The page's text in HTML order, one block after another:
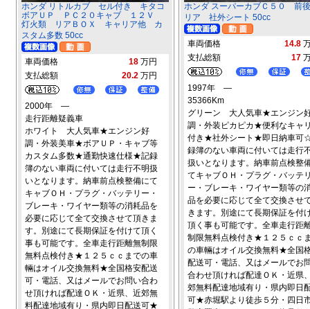
ホンダ リトルカブ セル付き キタコ
ボアＵＰ ＰＣ２０キャブ １２Ｖ
灯火類 リアＢＯＸ キャリア他 カ
スタム多数 50cc
車両価格 18 万円
支払総額
20.2 万円
2000年 ―
走行距離疑義車
ホワイト 大人気車★エンジン好
調・外装美車★ボアＵＰ・キャブ等
カスタム多数★通勤快速仕様★記録
簿のない車両に付いては走行不明扱
いとなります。納車前点検整備にて
キャブＯＨ・プラグ・バッテリー・
ブレーキ・ワイヤー類等の消耗品を
必要に応じて全て交換させて頂きま
す。別途にて長期保証を付けて頂く
事も可能です。全車走行距離無制限
無料点検付き★１２５ｃｃまでの車
輛はオイル交換無料★全国格安配送
可・電話、又はメールでお問い合わ
せ頂ければ配達ＯＫ・近県、近郊無
料配達地域有り・県内即日配送可★
ホンダ スーパーカブＣ５０ 前
リア 社外シート 50cc
車両価格 14.8
支払総額
17
1997年 ―
35366Km
グリーン 大人気車★エンジン
調・外装ピカピカ★便利なキャ
付き★社外シート★即日納車可
録簿のない車両に付いては走行
扱いとなります。納車前点検整
てキャブＯＨ・プラグ・バッテ
ー・ブレーキ・ワイヤー類等の
品を必要に応じて全て交換させ
きます。別途にて長期保証を付
頂く事も可能です。全車走行距
制限無料点検付き★１２５ｃｃ
の車輛はオイル交換無料★全国
配送可・電話、又はメールでお
合わせ頂ければ配達ＯＫ・近県
郊無料配達地域有り・県内即日
可★赤堀駅より徒歩５分・四日